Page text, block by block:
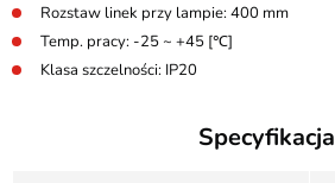
Rozstaw linek przy lampie: 400 mm
Temp. pracy: -25 ~ +45 [℃]
Klasa szczelności: IP20
Specyfikacja